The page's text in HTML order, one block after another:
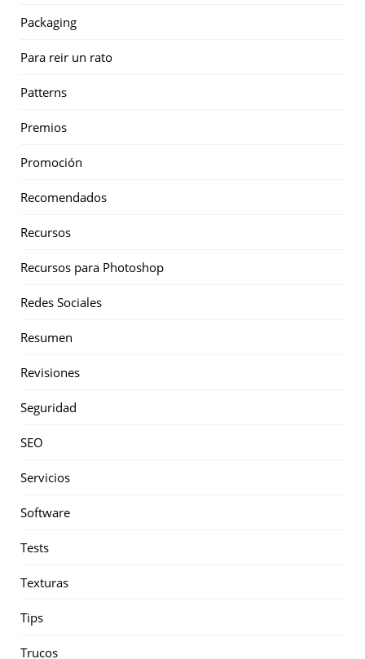
Packaging
Para reir un rato
Patterns
Premios
Promoción
Recomendados
Recursos
Recursos para Photoshop
Redes Sociales
Resumen
Revisiones
Seguridad
SEO
Servicios
Software
Tests
Texturas
Tips
Trucos